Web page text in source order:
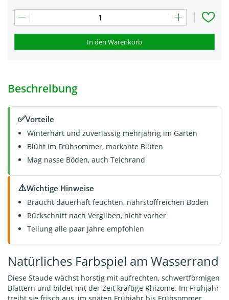
In den Warenkorb
Beschreibung
✅Vorteile
Winterhart und zuverlässig mehrjährig im Garten
Blüht im Frühsommer, markante Blüten
Mag nasse Böden, auch Teichrand
⚠️Wichtige Hinweise
Braucht dauerhaft feuchten, nährstoffreichen Boden
Rückschnitt nach Vergilben, nicht vorher
Teilung alle paar Jahre empfohlen
Natürliches Farbspiel am Wasserrand
Diese Staude wächst horstig mit aufrechten, schwertförmigen
Blättern und bildet mit der Zeit kräftige Rhizome. Im Frühjahr